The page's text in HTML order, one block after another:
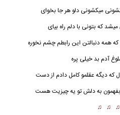
میکشونی دلو هر جا بخوای
که بتونی با دلم راه بیای
همه دنبالتن این رابطم چشم نخوره
آدم بد خیلی پره
که دیگه عقلمو کامل دادم از دست
به دلش تو یه چیزیت هست
♫ ♫